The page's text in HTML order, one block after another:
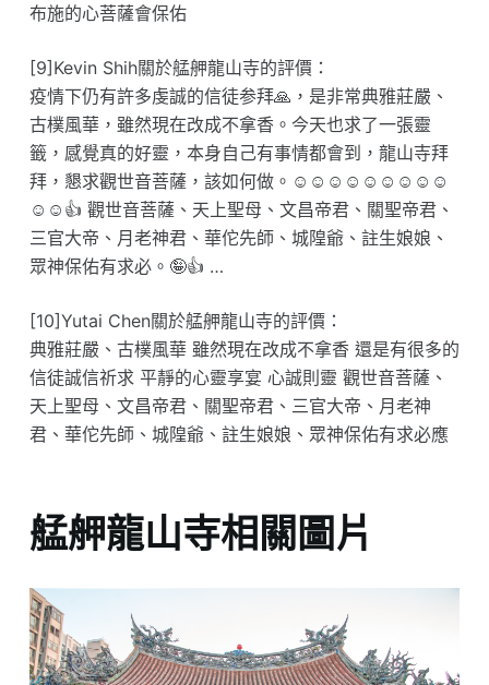
布施的心菩薩會保佑
[9]Kevin Shih關於艋舺龍山寺的評價：
疫情下仍有許多虔誠的信徒参拜🙏，是非常典雅莊嚴、
古樸風華，雖然現在改成不拿香。今天也求了一張靈
籤，感覺真的好靈，本身自己有事情都會到，龍山寺拜
拜，懇求觀世音菩薩，該如何做。☺️☺️☺️☺️☺️☺️☺️☺️☺️
☺️☺️👍 觀世音菩薩、天上聖母、文昌帝君、關聖帝君、
三官大帝、月老神君、華佗先師、城隍爺、註生娘娘、
眾神保佑有求必。🤪👍 …
[10]Yutai Chen關於艋舺龍山寺的評價：
典雅莊嚴、古樸風華 雖然現在改成不拿香 還是有很多的
信徒誠信祈求 平靜的心靈享宴 心誠則靈 觀世音菩薩、
天上聖母、文昌帝君、關聖帝君、三官大帝、月老神
君、華佗先師、城隍爺、註生娘娘、眾神保佑有求必應
艋舺龍山寺相關圖片